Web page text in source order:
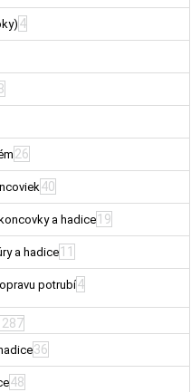
4
26
40
a hadice19
a hadice 11
potrubí4
287
36
48